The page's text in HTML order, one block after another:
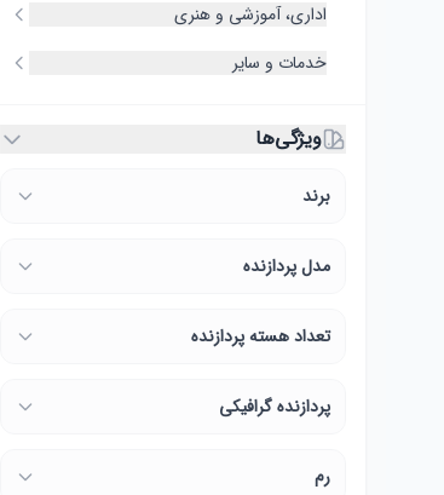
اداری، آموزشی و هنری
خدمات و سایر
ویژگی‌ها
برند
مدل پردازنده
تعداد هسته پردازنده
پردازنده گرافیکی
رم